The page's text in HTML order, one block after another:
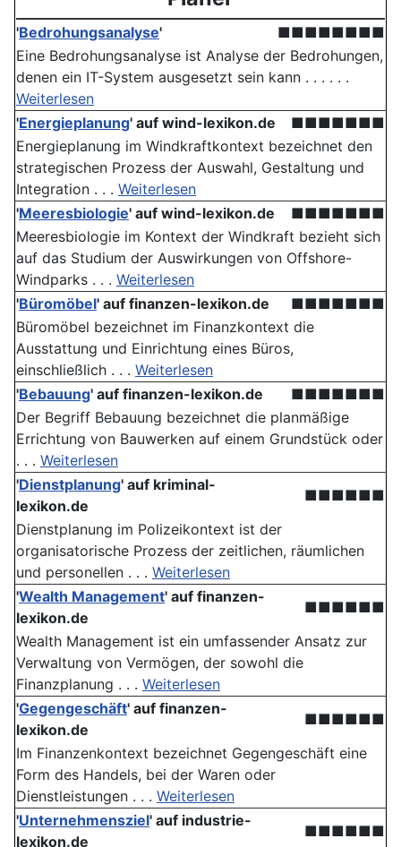
'Bedrohungsanalyse'
■■■■■■■■
Eine Bedrohungsanalyse ist Analyse der Bedrohungen,
denen ein IT-System ausgesetzt sein kann . . . . . .
Weiterlesen
'Energieplanung' auf wind-lexikon.de
■■■■■■■
Energieplanung im Windkraftkontext bezeichnet den
strategischen Prozess der Auswahl, Gestaltung und
Integration . . . Weiterlesen
'Meeresbiologie' auf wind-lexikon.de
■■■■■■■
Meeresbiologie im Kontext der Windkraft bezieht sich
auf das Studium der Auswirkungen von Offshore-
Windparks . . . Weiterlesen
'Büromöbel' auf finanzen-lexikon.de
■■■■■■■
Büromöbel bezeichnet im Finanzkontext die
Ausstattung und Einrichtung eines Büros,
einschließlich . . . Weiterlesen
'Bebauung' auf finanzen-lexikon.de
■■■■■■■
Der Begriff Bebauung bezeichnet die planmäßige
Errichtung von Bauwerken auf einem Grundstück oder
. . . Weiterlesen
'Dienstplanung' auf kriminal-
lexikon.de
■■■■■■
Dienstplanung im Polizeikontext ist der
organisatorische Prozess der zeitlichen, räumlichen
und personellen . . . Weiterlesen
'Wealth Management' auf finanzen-
lexikon.de
■■■■■■
Wealth Management ist ein umfassender Ansatz zur
Verwaltung von Vermögen, der sowohl die
Finanzplanung . . . Weiterlesen
'Gegengeschäft' auf finanzen-
lexikon.de
■■■■■■
Im Finanzenkontext bezeichnet Gegengeschäft eine
Form des Handels, bei der Waren oder
Dienstleistungen . . . Weiterlesen
'Unternehmensziel' auf industrie-
lexikon.de
■■■■■■